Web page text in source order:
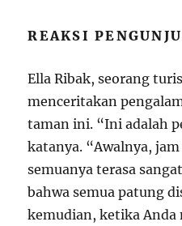
REAKSI
Ella Ribak, seorang
menceritakan
taman ini. “Ini adalah
katanya. “Awalnya,
semuanya terasa
bahwa semua patung
kemudian, ketika